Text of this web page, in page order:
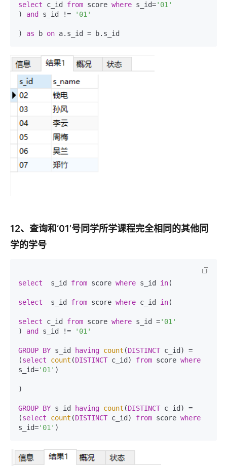
select c_id from score where s_id='01'
) and s_id != '01'
) as b on
12、查询和‘01’号同学所学课程完全相同的其他同
学的学号
select
  s_id
from score where s_id in(
select
  s_id
from score where c_id in(
select c_id from score where s_id ='01'
) and s_id != '01'
GROUP BY s_id having count (DISTINCT c_id) =
(select count (DISTINCT c_id) from score where
s_id='01' )
)
GROUP BY s_id having count (DISTINCT c_id) =
(select count (DISTINCT c_id) from score where
s_id='01'